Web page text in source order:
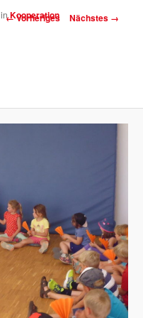
Bilder-Navigation
← Vorheriges Nächstes →
inKooperation